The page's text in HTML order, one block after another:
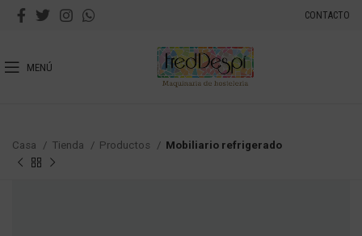
CONTACTO
MENÚ
Casa Tienda Productos Mobiliario refrigerado